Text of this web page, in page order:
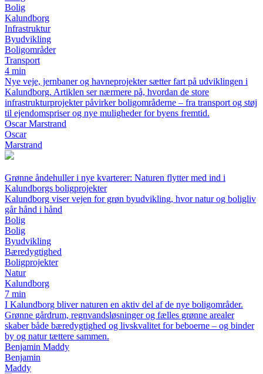
Bolig
Kalundborg
Infrastruktur
Byudvikling
Boligområder
Transport
4 min
Nye veje, jernbaner og havneprojekter sætter fart på udviklingen i
Kalundborg. Artiklen ser nærmere på, hvordan de store
infrastrukturprojekter påvirker boligområderne – fra transport og støj
til ejendomspriser og nye muligheder for byens fremtid.
Oscar Marstrand
Oscar
Marstrand
Grønne åndehuller i nye kvarterer: Naturen flytter med ind i
Kalundborgs boligprojekter
Kalundborg viser vejen for grøn byudvikling, hvor natur og boligliv
går hånd i hånd
Bolig
Bolig
Byudvikling
Bæredygtighed
Boligprojekter
Natur
Kalundborg
7 min
I Kalundborg bliver naturen en aktiv del af de nye boligområder.
Grønne gårdrum, regnvandsløsninger og fælles grønne arealer
skaber både bæredygtighed og livskvalitet for beboerne – og binder
by og natur tættere sammen.
Benjamin Maddy
Benjamin
Maddy